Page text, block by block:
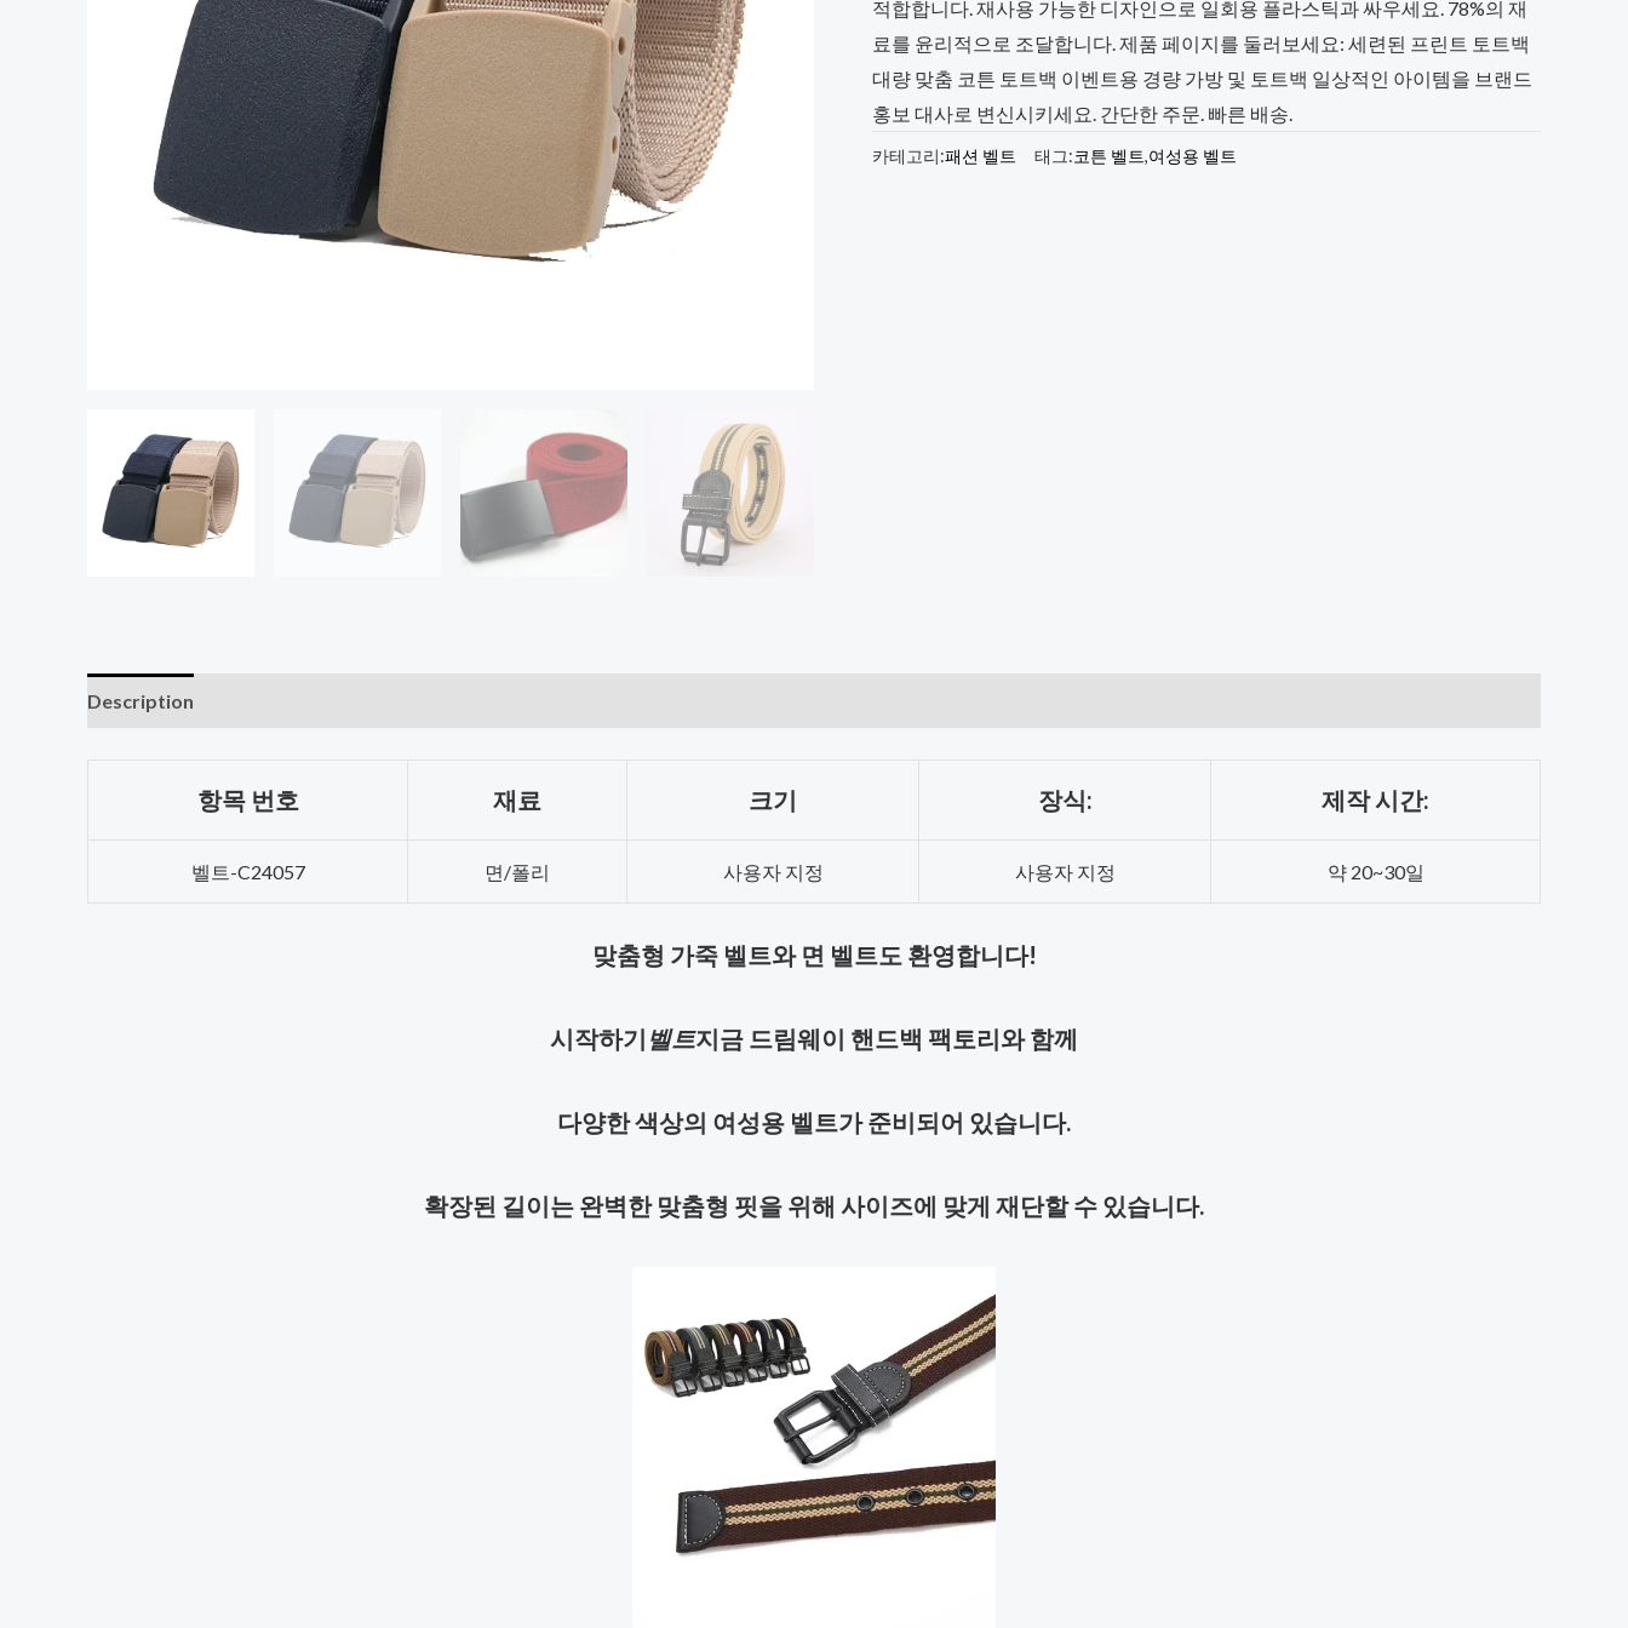
적합합니다. 재사용 가능한 디자인으로 일회용 플라스틱과 싸우세요. 78%의 재
료를 윤리적으로 조달합니다. 제품 페이지를 둘러보세요: 세련된 프린트 토트백
대량 맞춤 코튼 토트백 이벤트용 경량 가방 및 토트백 일상적인 아이템을 브랜드
홍보 대사로 변신시키세요. 간단한 주문. 빠른 배송.
카테고리:패션 벨트 태그:코튼 벨트,여성용 벨트
Description
항목 번호 재료 크기 장식: 제작 시간:
벨트-C24057 면/폴리 사용자 지정 사용자 지정 약 20~30일
맞춤형 가죽 벨트와 면 벨트도 환영합니다!
시작하기 벨트지금 드림웨이 핸드백 팩토리와 함께
다양한 색상의 여성용 벨트가 준비되어 있습니다.
확장된 길이는 완벽한 맞춤형 핏을 위해 사이즈에 맞게 재단할 수 있습니다.